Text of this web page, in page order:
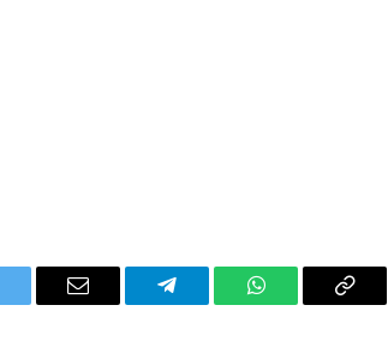
Email Telegram WhatsAppCopy